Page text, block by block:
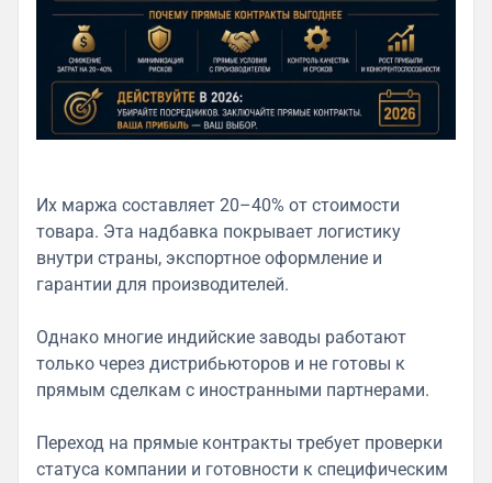
Их маржа составляет 20–40% от стоимости
товара. Эта надбавка покрывает логистику
внутри страны, экспортное оформление и
гарантии для производителей.
Однако многие индийские заводы работают
только через дистрибьюторов и не готовы к
прямым сделкам с иностранными партнерами.
Переход на прямые контракты требует проверки
статуса компании и готовности к специфическим